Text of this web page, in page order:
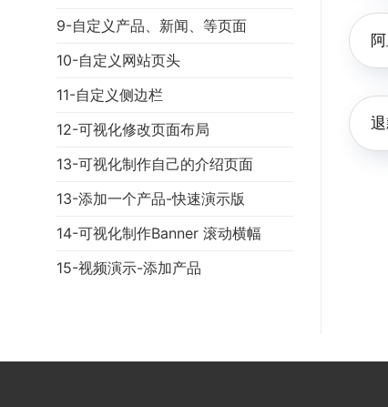
9-自定义产品、新闻、等页面
10-自定义网站页头
11-自定义侧边栏
12-可视化修改页面布局
13-可视化制作自己的介绍页面
13-添加一个产品-快速演示版
14-可视化制作Banner 滚动横幅
15-视频演示-添加产品